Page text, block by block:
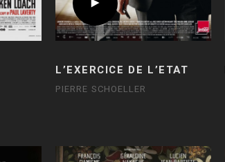
L’EXERCICE DE L’ETAT
PIERRE SCHOELLER